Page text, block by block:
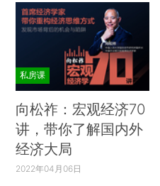
私房课
向松祚：宏观经济70
讲，带你了解国内外
经济大局
2022年04月06日